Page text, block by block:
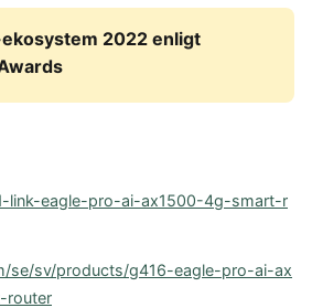
2022 enligt
link-eagle-pro-ai-ax1500-4g-smart-r
se/sv/products/g416-eagle-pro-ai-ax
router